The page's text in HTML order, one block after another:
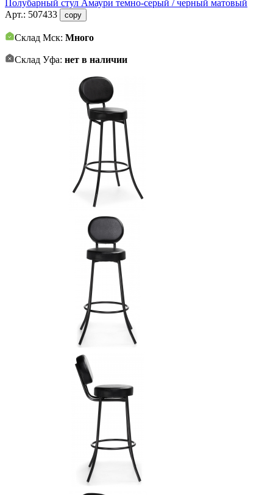
Полубарный стул Амаури темно-серый / черный матовый
Арт.: 507433 copy
Склад Мск: Много
Склад Уфа: нет в наличии